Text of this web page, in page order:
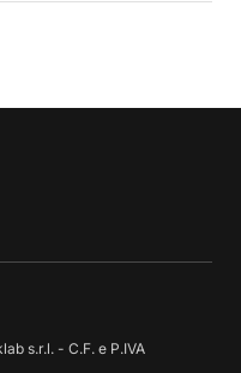
s.r.l. - C.F. e P.IVA